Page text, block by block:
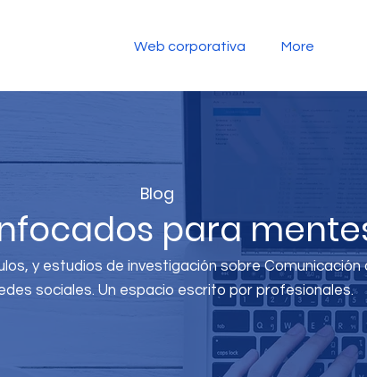
Web corporativa More
Blog
para
y estudios de investigación sobre
sociales. Un espacio escrito por profesionales.